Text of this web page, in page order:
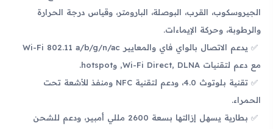
الجيروسكوب، القرب، البوصلة، البارومتر، وقياس درجة الحرارة
والرطوبة، وحركة الإيماءات.
يدعم الاتصال بالواي فاي والمعايير Wi-Fi 802.11 a/b/g/n/ac
مع دعم لتقنيات Wi-Fi Direct, DLNA, وhotspot.
تقنية بلوتوث 4.0، ودعم لتقنية NFC ومنفذ للأشعة تحت
الحمراء.
بطارية يسهل إزالتها بسعة 2600 مللي أمبير، ودعم للشحن